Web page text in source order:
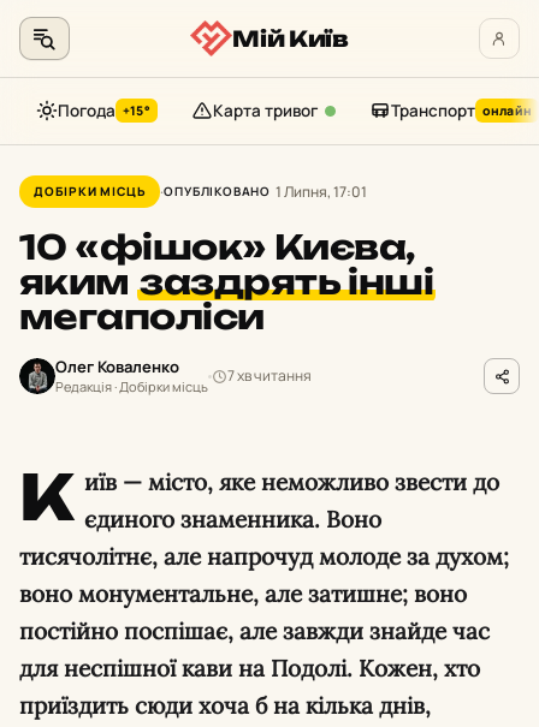
до
контенту
Мій Київ
Погода +15° Карта тривог Транспорт онлайн
ДОБІРКИ МІСЦЬ ОПУБЛІКОВАНО 1 Липня, 17:01
10 «фішок» Києва,
якимзаздрять інші
мегаполіси
Олег Коваленко
Редакція · Добірки місць
7 хв читання
К иїв — місто, яке неможливо звести до
єдиного знаменника. Воно
тисячолітнє, але напрочуд молоде за духом;
воно монументальне, але затишне; воно
постійно поспішає, але завжди знайде час
для неспішної кави на Подолі. Кожен, хто
приїздить сюди хоча б на кілька днів,